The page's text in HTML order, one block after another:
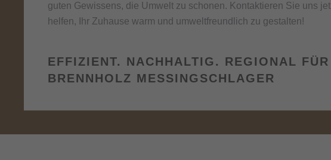
guten Gewissens, die Umwelt zu schonen. Kontaktieren Sie uns
helfen, Ihr Zuhause warm und umweltfreundlich zu gestalten!
EFFIZIENT. NACHHALTIG. REGIONAL
BRENNHOLZ MESSINGSCHLAGER